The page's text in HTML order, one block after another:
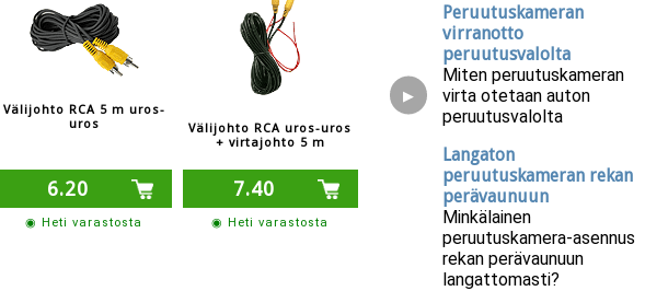
Välijohto RCA 5 m uros-
uros
6.20
◉ Heti varastosta
Välijohto RCA uros-uros
+ virtajohto 5 m
7.40
◉ Heti varastosta
▶
Peruutuskameran
virranotto
peruutusvalolta
Miten peruutuskameran
virta otetaan auton
peruutusvalolta
Langaton
peruutuskameran rekan
perävaunuun
Minkälainen
peruutuskamera-asennus
rekan perävaunuun
langattomasti?